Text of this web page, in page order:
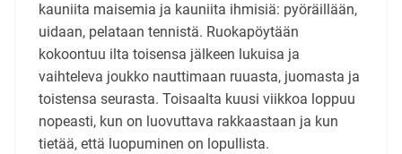
kauniita maisemia ja kauniita ihmisiä: pyöräillään,
uidaan, pelataan tennistä. Ruokapöytään
kokoontuu ilta toisensa jälkeen lukuisa ja
vaihteleva joukko nauttimaan ruuasta, juomasta ja
toistensa seurasta. Toisaalta kuusi viikkoa loppuu
nopeasti, kun on luovuttava rakkaastaan ja kun
tietää, että luopuminen on lopullista.